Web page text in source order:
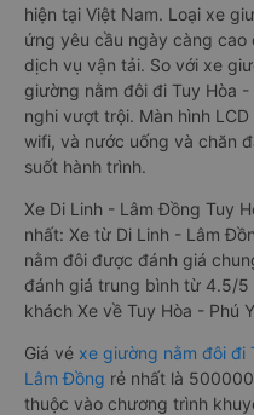
hiện tại Việt Nam. Loại xe
ứng yêu cầu ngày càng
dịch vụ vận tải. So với xe
giường nằm đôi đi Tuy Hòa
nghi vượt trội. Màn hình
wifi, và nước uống và chăn
suốt hành trình.
Xe Di Linh - Lâm Đồng Tuy
nhất: Xe từ Di Linh - Lâm
nằm đôi được đánh giá
đánh giá trung bình từ 4.5/5
khách Xe về Tuy Hòa - Phú
Giá vé xe giường nằm đôi đi
Lâm Đồng rẻ nhất là
thuộc vào chương trình